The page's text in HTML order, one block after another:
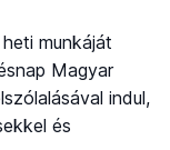
munkáját
Magyar
indul,
és